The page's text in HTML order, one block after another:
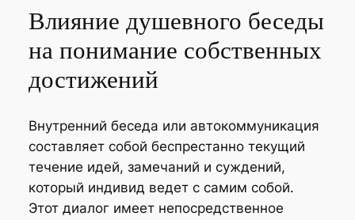
Влияние душевного беседы
на понимание собственных
достижений
Внутренний беседа или автокоммуникация
составляет собой беспрестанно текущий
течение идей, замечаний и суждений,
который индивид ведет с самим собой.
Этот диалог имеет непосредственное